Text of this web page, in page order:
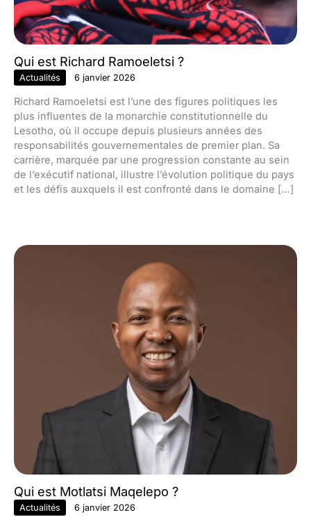
Qui est Richard Ramoeletsi ?
Actualités 6 janvier 2026
Richard Ramoeletsi est l’une des figures politiques les
plus influentes de la monarchie constitutionnelle du
Lesotho, où il occupe depuis plusieurs années des
responsabilités gouvernementales de premier plan. Sa
carrière, marquée par une progression constante au sein
de l’exécutif national, illustre l’évolution politique du pays
et les défis auxquels il est confronté dans le domaine […]
Qui est Motlatsi Maqelepo ?
Actualités 6 janvier 2026